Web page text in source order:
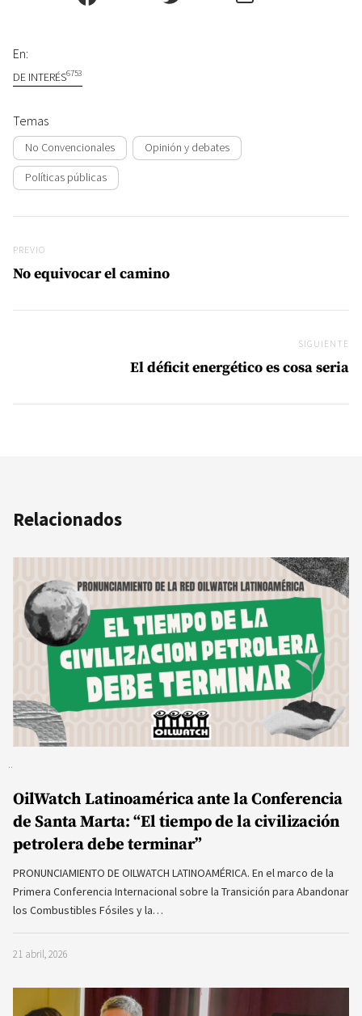
En:
DE INTERÉS6753
Temas
No Convencionales Opinión y debates
Políticas públicas
Previo
PREVIO
No equivocar el camino
SIGUIENTE
El déficit energético es cosa seria
Relacionados
OilWatch Latinoamérica ante la Conferencia
de Santa Marta: “El tiempo de la civilización
petrolera debe terminar”
PRONUNCIAMIENTO DE OILWATCH LATINOAMÉRICA. En el marco de la
Primera Conferencia Internacional sobre la Transición para Abandonar
los Combustibles Fósiles y la…
21 abril, 2026